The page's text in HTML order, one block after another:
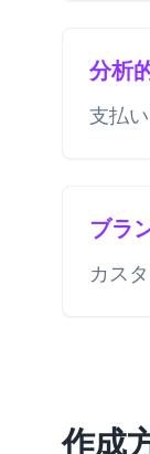
分析
支払
ブラ
カス
作成